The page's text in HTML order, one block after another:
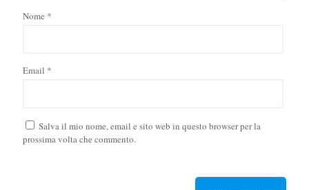
Nome *
Email *
Salva il mio nome, email e sito web in questo browser per la
prossima volta che commento.